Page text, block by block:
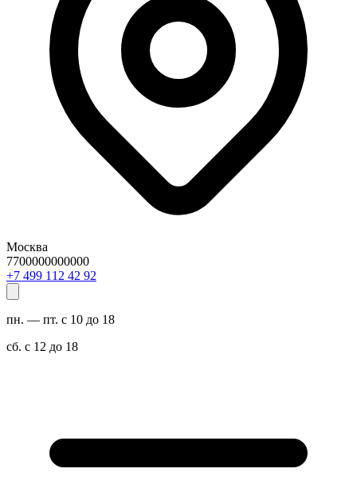
Москва
7700000000000
29 24 211 994 7+
пн. — пт. с 10 до 18
сб. с 12 до 18